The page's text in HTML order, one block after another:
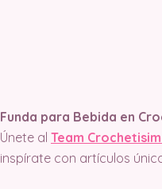
Funda para Bebida en
Únete al Team
inspírate con artículos